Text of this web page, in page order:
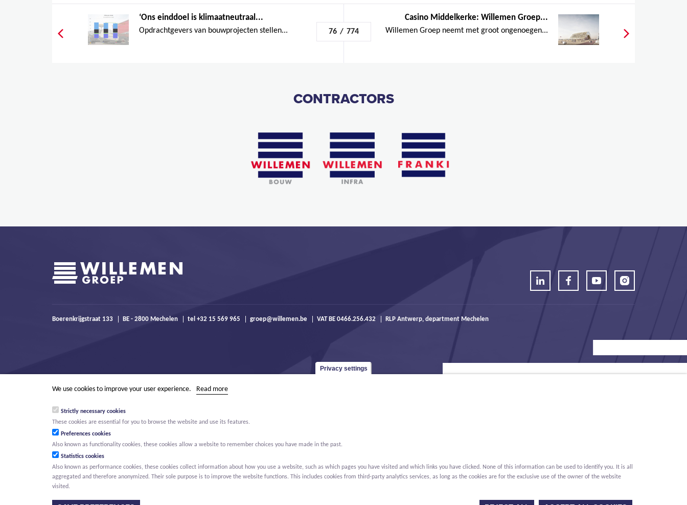
‘Ons einddoel is klimaatneutraal...
Opdrachtgevers van bouwprojecten stellen... 76 / 774
Casino Middelkerke: Willemen Groep...
Willemen Groep neemt met groot ongenoegen...
CONTRACTORS
Boerenkrijgstraat 133 BE - 2800 Mechelen tel +32 15 569 965 groep@willemen.be VAT BE 0466.256.432 RLP Antwerp, department Mechelen
© Willemen Groep
Privacy settings
We use cookies to improve your user experience. Read more
Strictly necessary cookies
These cookies are essential for you to browse the website and use its features.
Preferences cookies
Also known as functionality cookies, these cookies allow a website to remember choices you have made in the past.
Statistics cookies
Also known as performance cookies, these cookies collect information about how you use a website, such as which pages you have visited and which links you have clicked. None of this information can be used to identify you. It is all
aggregated and therefore anonymized. Their sole purpose is to improve the website functions. This includes cookies from third-party analytics services, as long as the cookies are for the exclusive use of the owner of the website
visited.